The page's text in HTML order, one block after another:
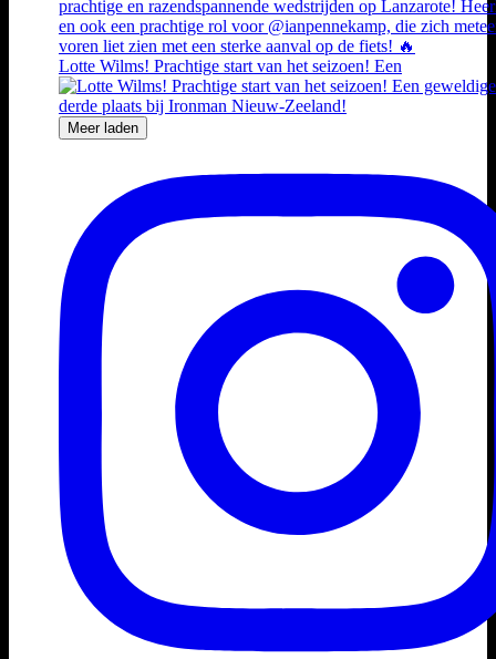
Lotte Wilms! Prachtige start van het seizoen! Een
Meer laden